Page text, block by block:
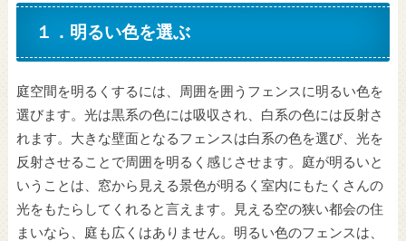
１．明るい色を選ぶ
庭空間を明るくするには、周囲を囲うフェンスに明るい色を
選びます。光は黒系の色には吸収され、白系の色には反射さ
れます。大きな壁面となるフェンスは白系の色を選び、光を
反射させることで周囲を明るく感じさせます。庭が明るいと
いうことは、窓から見える景色が明るく室内にもたくさんの
光をもたらしてくれると言えます。見える空の狭い都会の住
まいなら、庭も広くはありません。明るい色のフェンスは、